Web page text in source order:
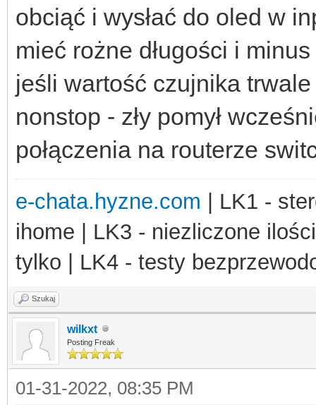
obciąć i wysłać do oled w
mieć rożne długości i minus
jeśli wartość czujnika
nonstop - zły pomył
połączenia na routerze
e-chata.hyzne.com | LK1 -
ihome | LK3 - niezliczone
tylko | LK4 - testy
Szukaj
wilkxt
Posting Freak
01-31-2022, 08:35 PM